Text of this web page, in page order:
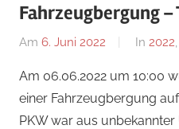
Fahrzeugbergung –
Am 6. Juni 2022
Von
Nossal
In 2022,
Am 06.06.2022 um 10:00
einer Fahrzeugbergung
PKW war aus unbekannter